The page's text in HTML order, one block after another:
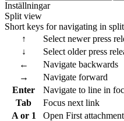
Inställningar
Split view
Short keys for navigating in
↑
Select newer press
↓
Select older press
←
Navigate backwards
→
Navigate forward
Enter
Navigate to line in
Tab
Focus next link
A or 1
Open First attachment